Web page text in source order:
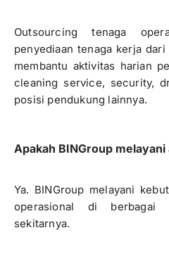
Outsourcing tenaga
penyediaan tenaga kerja
membantu aktivitas harian
cleaning service, security,
posisi pendukung lainnya.
Apakah BINGroup melayani
Ya. BINGroup melayani
operasional di berbagai
sekitarnya.